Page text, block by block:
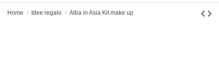
Home Idee regalo Alba in Asia Kit make up